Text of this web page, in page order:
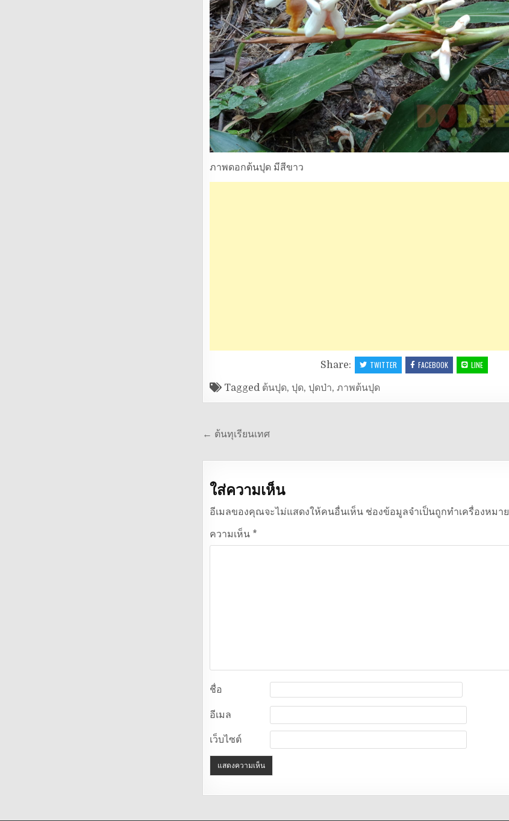
ภาพดอกต้นปุด มีสีขาว
Share: TWITTER FACEBOOK LINE
Tagged ต้นปุด, ปุด, ปุดป่า, ภาพต้นปุด
แนะแนว
← ต้นทุเรียนเทศ
ใส่ความเห็น
อีเมลของคุณจะไม่แสดงให้คนอื่นเห็น ช่องข้อมูลจำเป็นถูกทำเครื่องหมาย
ความเห็น *
ชื่อ
อีเมล
เว็บไซต์